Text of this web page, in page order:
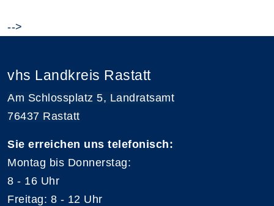
-->
vhs Landkreis Rastatt
Am Schlossplatz 5, Landratsamt
76437 Rastatt
Sie erreichen uns telefonisch:
Montag bis Donnerstag:
8 - 16 Uhr
Freitag: 8 - 12 Uhr